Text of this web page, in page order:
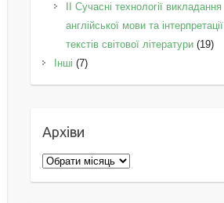
II Cучасні технології викладання
англійської мови та інтерпретації
текстів світової літератури(19)
Інші (7)
Архіви
Архіви